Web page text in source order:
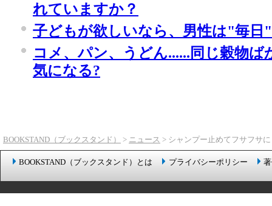
れていますか？
子どもが欲しいなら、男性は"毎日
コメ、パン、うどん......同じ穀物
気になる?
BOOKSTAND（ブックスタンド） > ニュース > シャンプー止めてフサフサ
BOOKSTAND（ブックスタンド）とは プライバシーポリシー